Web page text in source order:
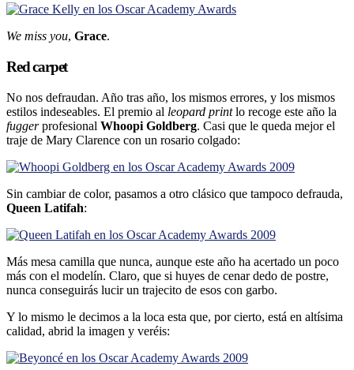
We miss you, Grace.
Red carpet
No nos defraudan. Año tras año, los mismos errores, y los mismos
estilos indeseables. El premio al leopard printlo recoge este año la
fuggerprofesional Whoopi Goldberg. Casi que le queda mejor el
traje de Mary Clarence con un rosario colgado:
Sin cambiar de color, pasamos a otro clásico que tampoco defrauda,
Queen Latifah:
Más mesa camilla que nunca, aunque este año ha acertado un poco
más con el modelí­n. Claro, que si huyes de cenar dedo de postre,
nunca conseguirás lucir un trajecito de esos con garbo.
Y lo mismo le decimos a la loca esta que, por cierto, está en altí­sima
calidad, abrid la imagen y veréis: